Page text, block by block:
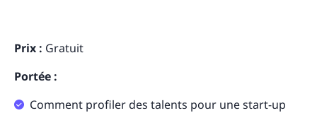
Prix : Gratuit
Portée :
Comment profiler des talents pour une start-up